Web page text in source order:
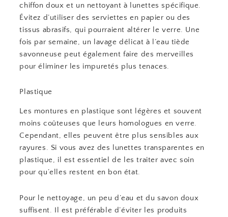
chiffon doux et un nettoyant à lunettes spécifique.
Évitez d’utiliser des serviettes en papier ou des
tissus abrasifs, qui pourraient altérer le verre. Une
fois par semaine, un lavage délicat à l’eau tiède
savonneuse peut également faire des merveilles
pour éliminer les impuretés plus tenaces.
Plastique
Les montures en plastique sont légères et souvent
moins coûteuses que leurs homologues en verre.
Cependant, elles peuvent être plus sensibles aux
rayures. Si vous avez des lunettes transparentes en
plastique, il est essentiel de les traiter avec soin
pour qu’elles restent en bon état.
Pour le nettoyage, un peu d’eau et du savon doux
suffisent. Il est préférable d’éviter les produits